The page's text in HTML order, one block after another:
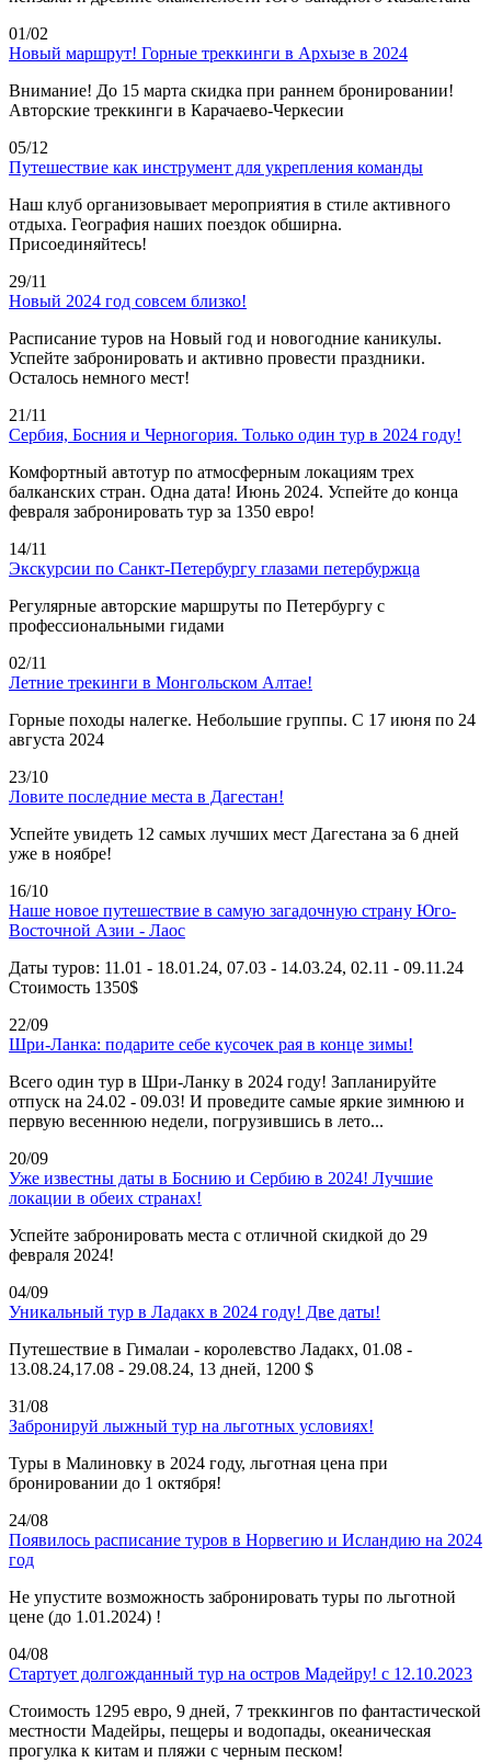
01/02
Новый маршрут! Горные треккинги в Архызе в 2024
Внимание! До 15 марта скидка при раннем бронировании!
Авторские треккинги в Карачаево-Черкесии
05/12
Путешествие как инструмент для укрепления команды
Наш клуб организовывает мероприятия в стиле активного
отдыха. География наших поездок обширна.
Присоединяйтесь!
29/11
Новый 2024 год совсем близко!
Расписание туров на Новый год и новогодние каникулы.
Успейте забронировать и активно провести праздники.
Осталось немного мест!
21/11
Сербия, Босния и Черногория. Только один тур в 2024 году!
Комфортный автотур по атмосферным локациям трех
балканских стран. Одна дата! Июнь 2024. Успейте до конца
февраля забронировать тур за 1350 евро!
14/11
Экскурсии по Санкт-Петербургу глазами петербуржца
Регулярные авторские маршруты по Петербургу с
профессиональными гидами
02/11
Летние трекинги в Монгольском Алтае!
Горные походы налегке. Небольшие группы. С 17 июня по 24
августа 2024
23/10
Ловите последние места в Дагестан!
Успейте увидеть 12 самых лучших мест Дагестана за 6 дней
уже в ноябре!
16/10
Наше новое путешествие в самую загадочную страну Юго-
Восточной Азии - Лаос
Даты туров: 11.01 - 18.01.24, 07.03 - 14.03.24, 02.11 - 09.11.24
Стоимость 1350$
22/09
Шри-Ланка: подарите себе кусочек рая в конце зимы!
Всего один тур в Шри-Ланку в 2024 году! Запланируйте
отпуск на 24.02 - 09.03! И проведите самые яркие зимнюю и
первую весеннюю недели, погрузившись в лето...
20/09
Уже известны даты в Боснию и Сербию в 2024! Лучшие
локации в обеих странах!
Успейте забронировать места с отличной скидкой до 29
февраля 2024!
04/09
Уникальный тур в Ладакх в 2024 году! Две даты!
Путешествие в Гималаи - королевство Ладакх, 01.08 -
13.08.24,17.08 - 29.08.24, 13 дней, 1200 $
31/08
Забронируй лыжный тур на льготных условиях!
Туры в Малиновку в 2024 году, льготная цена при
бронировании до 1 октября!
24/08
Появилось расписание туров в Норвегию и Исландию на 2024
год
Не упустите возможность забронировать туры по льготной
цене (до 1.01.2024) !
04/08
Стартует долгожданный тур на остров Мадейру! с 12.10.2023
Стоимость 1295 евро, 9 дней, 7 треккингов по фантастической
местности Мадейры, пещеры и водопады, океаническая
прогулка к китам и пляжи с черным песком!